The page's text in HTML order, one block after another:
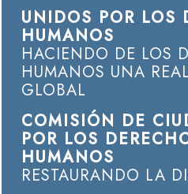
UNIDOS POR LOS
HUMANOS
HACIENDO DE LOS
HUMANOS UNA
GLOBAL
COMISIÓN DE
POR LOS
HUMANOS
RESTAURANDO LA